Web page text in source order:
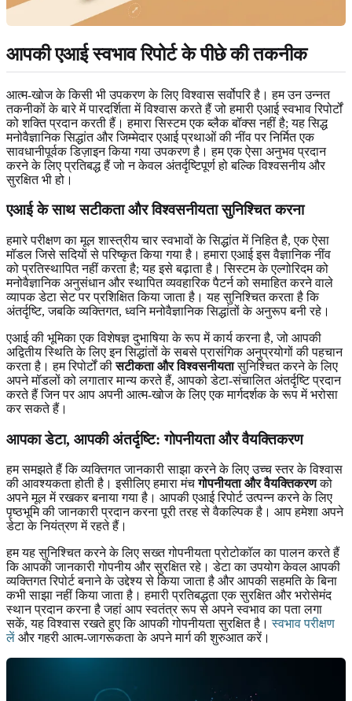
आपकी एआई स्वभाव रिपोर्ट के पीछे की तकनीक
आत्म-खोज के किसी भी उपकरण के लिए विश्वास सर्वोपरि है। हम उन उन्नत
तकनीकों के बारे में पारदर्शिता में विश्वास करते हैं जो हमारी एआई स्वभाव रिपोर्टों
को शक्ति प्रदान करती हैं। हमारा सिस्टम एक ब्लैक बॉक्स नहीं है; यह सिद्ध
मनोवैज्ञानिक सिद्धांत और जिम्मेदार एआई प्रथाओं की नींव पर निर्मित एक
सावधानीपूर्वक डिज़ाइन किया गया उपकरण है। हम एक ऐसा अनुभव प्रदान
करने के लिए प्रतिबद्ध हैं जो न केवल अंतर्दृष्टिपूर्ण हो बल्कि विश्वसनीय और
सुरक्षित भी हो।
एआई के साथ सटीकता और विश्वसनीयता सुनिश्चित करना
हमारे परीक्षण का मूल शास्त्रीय चार स्वभावों के सिद्धांत में निहित है, एक ऐसा
मॉडल जिसे सदियों से परिष्कृत किया गया है। हमारा एआई इस वैज्ञानिक नींव
को प्रतिस्थापित नहीं करता है; यह इसे बढ़ाता है। सिस्टम के एल्गोरिदम को
मनोवैज्ञानिक अनुसंधान और स्थापित व्यवहारिक पैटर्न को समाहित करने वाले
व्यापक डेटा सेट पर प्रशिक्षित किया जाता है। यह सुनिश्चित करता है कि
अंतर्दृष्टि, जबकि व्यक्तिगत, ध्वनि मनोवैज्ञानिक सिद्धांतों के अनुरूप बनी रहे।
एआई की भूमिका एक विशेषज्ञ दुभाषिया के रूप में कार्य करना है, जो आपकी
अद्वितीय स्थिति के लिए इन सिद्धांतों के सबसे प्रासंगिक अनुप्रयोगों की पहचान
करता है। हम रिपोर्टों कीसटीकता और विश्वसनीयतासुनिश्चित करने के लिए
अपने मॉडलों को लगातार मान्य करते हैं, आपको डेटा-संचालित अंतर्दृष्टि प्रदान
करते हैं जिन पर आप अपनी आत्म-खोज के लिए एक मार्गदर्शक के रूप में भरोसा
कर सकते हैं।
आपका डेटा, आपकी अंतर्दृष्टि: गोपनीयता और वैयक्तिकरण
हम समझते हैं कि व्यक्तिगत जानकारी साझा करने के लिए उच्च स्तर के विश्वास
की आवश्यकता होती है। इसीलिए हमारा मंचगोपनीयता और वैयक्तिकरणको
अपने मूल में रखकर बनाया गया है। आपकी एआई रिपोर्ट उत्पन्न करने के लिए
पृष्ठभूमि की जानकारी प्रदान करना पूरी तरह से वैकल्पिक है। आप हमेशा अपने
डेटा के नियंत्रण में रहते हैं।
हम यह सुनिश्चित करने के लिए सख्त गोपनीयता प्रोटोकॉल का पालन करते हैं
कि आपकी जानकारी गोपनीय और सुरक्षित रहे। डेटा का उपयोग केवल आपकी
व्यक्तिगत रिपोर्ट बनाने के उद्देश्य से किया जाता है और आपकी सहमति के बिना
कभी साझा नहीं किया जाता है। हमारी प्रतिबद्धता एक सुरक्षित और भरोसेमंद
स्थान प्रदान करना है जहां आप स्वतंत्र रूप से अपने स्वभाव का पता लगा
सकें, यह विश्वास रखते हुए कि आपकी गोपनीयता सुरक्षित है।स्वभाव परीक्षण
लें और गहरी आत्म-जागरूकता के अपने मार्ग की शुरुआत करें।